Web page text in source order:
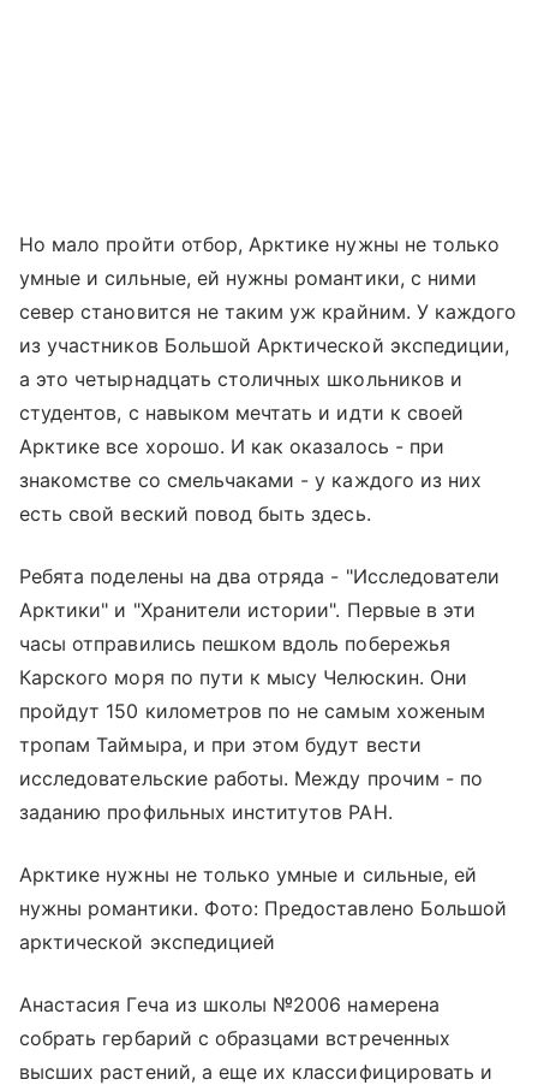
Но мало пройти отбор, Арктике нужны не только
умные и сильные, ей нужны романтики, с ними
север становится не таким уж крайним. У каждого
из участников Большой Арктической экспедиции,
а это четырнадцать столичных школьников и
студентов, с навыком мечтать и идти к своей
Арктике все хорошо. И как оказалось - при
знакомстве со смельчаками - у каждого из них
есть свой веский повод быть здесь.
Ребята поделены на два отряда - "Исследователи
Арктики" и "Хранители истории". Первые в эти
часы отправились пешком вдоль побережья
Карского моря по пути к мысу Челюскин. Они
пройдут 150 километров по не самым хоженым
тропам Таймыра, и при этом будут вести
исследовательские работы. Между прочим - по
заданию профильных институтов РАН.
Арктике нужны не только умные и сильные, ей
нужны романтики. Фото: Предоставлено Большой
арктической экспедицией
Анастасия Геча из школы №2006 намерена
собрать гербарий с образцами встреченных
высших растений, а еще их классифицировать и